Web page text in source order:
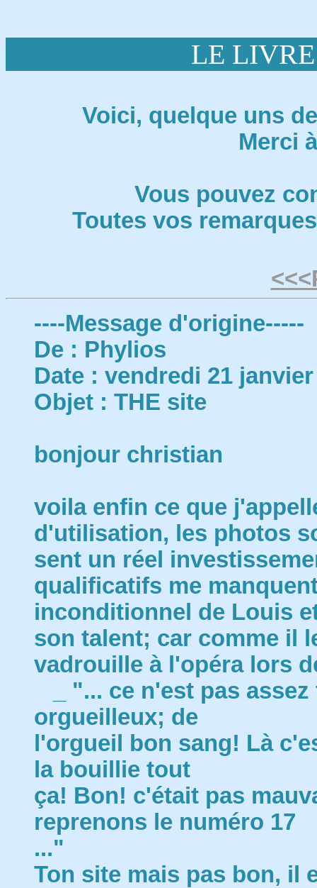
LE
Voici, quelque uns
Merci
Vous pouvez
Toutes vos
----Message d'origine-----
De : Phylios
Date : vendredi 21 janvier
Objet : THE site
bonjour christian
voila enfin ce que
d'utilisation, les photos
sent un réel
qualificatifs me
inconditionnel de Louis
son talent; car comme il
vadrouille à l'opéra lors
_ "... ce n'est pas
orgueilleux; de
l'orgueil bon sang! Là
la bouillie tout
ça! Bon! c'était pas
reprenons le numéro 17
..."
Ton site mais pas bon,